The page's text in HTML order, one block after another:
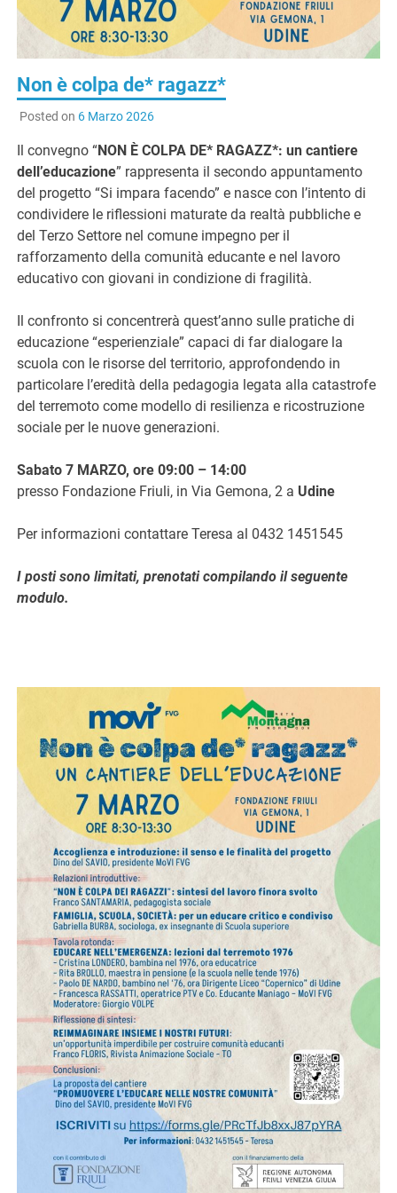
Non è colpa de* ragazz*
Posted on 6 Marzo 2026
Il convegno “NON È COLPA DE* RAGAZZ*: un cantiere
dell’educazione” rappresenta il secondo appuntamento
del progetto “Si impara facendo” e nasce con l’intento di
condividere le riflessioni maturate da realtà pubbliche e
del Terzo Settore nel comune impegno per il
rafforzamento della comunità educante e nel lavoro
educativo con giovani in condizione di fragilità.
Il confronto si concentrerà quest’anno sulle pratiche di
educazione “esperienziale” capaci di far dialogare la
scuola con le risorse del territorio, approfondendo in
particolare l’eredità della pedagogia legata alla catastrofe
del terremoto come modello di resilienza e ricostruzione
sociale per le nuove generazioni.
Sabato 7 MARZO, ore 09:00 – 14:00
presso Fondazione Friuli, in Via Gemona, 2 a Udine
Per informazioni contattare Teresa al 0432 1451545
I posti sono limitati, prenotati compilando il seguente
modulo.